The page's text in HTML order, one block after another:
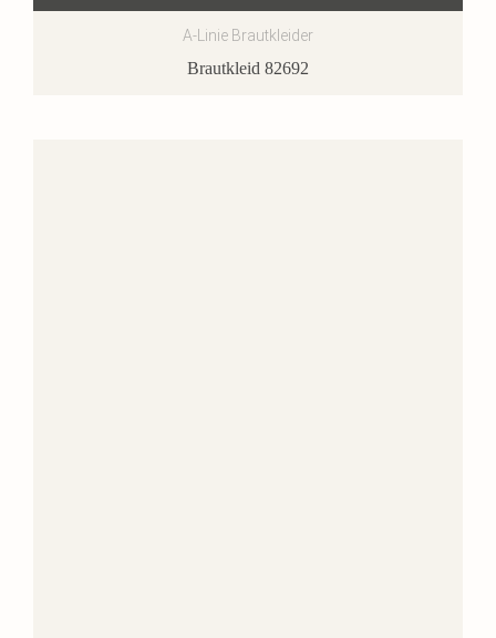
A-Linie Brautkleider
Brautkleid 82692